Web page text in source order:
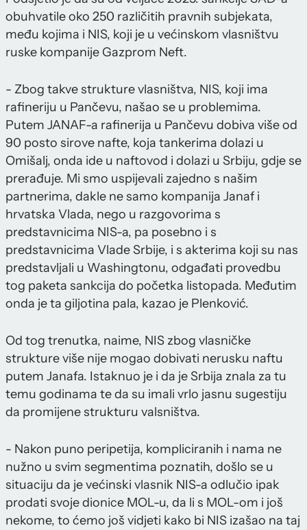
obuhvatile oko 250 različitih pravnih subjekata,
među kojima i NIS, koji je u većinskom vlasništvu
ruske kompanije Gazprom Neft.
- Zbog takve strukture vlasništva, NIS, koji ima
rafineriju u Pančevu, našao se u problemima.
Putem JANAF-a rafinerija u Pančevu dobiva više od
90 posto sirove nafte, koja tankerima dolazi u
Omišalj, onda ide u naftovod i dolazi u Srbiju, gdje se
prerađuje. Mi smo uspijevali zajedno s našim
partnerima, dakle ne samo kompanija Janaf i
hrvatska Vlada, nego u razgovorima s
predstavnicima NIS-a, pa posebno i s
predstavnicima Vlade Srbije, i s akterima koji su nas
predstavljali u Washingtonu, odgađati provedbu
tog paketa sankcija do početka listopada. Međutim
onda je ta giljotina pala, kazao je Plenković.
Od tog trenutka, naime, NIS zbog vlasničke
strukture više nije mogao dobivati nerusku naftu
putem Janafa. Istaknuo je i da je Srbija znala za tu
temu godinama te da su imali vrlo jasnu sugestiju
da promijene strukturu valsništva.
- Nakon puno peripetija, kompliciranih i nama ne
nužno u svim segmentima poznatih, došlo se u
situaciju da je većinski vlasnik NIS-a odlučio ipak
prodati svoje dionice MOL-u, da li s MOL-om i još
nekome, to ćemo još vidjeti kako bi NIS izašao na taj